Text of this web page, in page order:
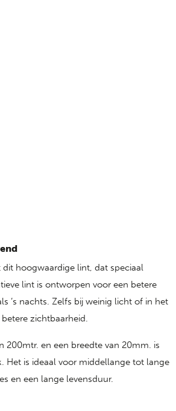
hoogwaardige lint, dat speciaal
lint is ontworpen voor een betere
’s nachts. Zelfs bij weinig licht of in het
zichtbaarheid.
200mtr. en een breedte van 20mm. is
Het is ideaal voor middellange tot lange
en een lange levensduur.